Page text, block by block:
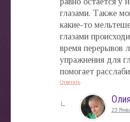
глазами. Также
какие-то
глазами
время перерывов
упражнения для
помогает
Ответить
Олия
23